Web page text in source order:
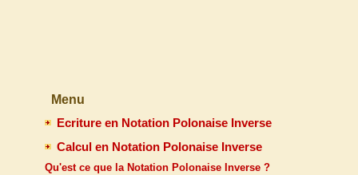
Menu
Ecriture en Notation Polonaise Inverse
Calcul en Notation Polonaise Inverse
Qu'est ce que la Notation Polonaise Inverse ?